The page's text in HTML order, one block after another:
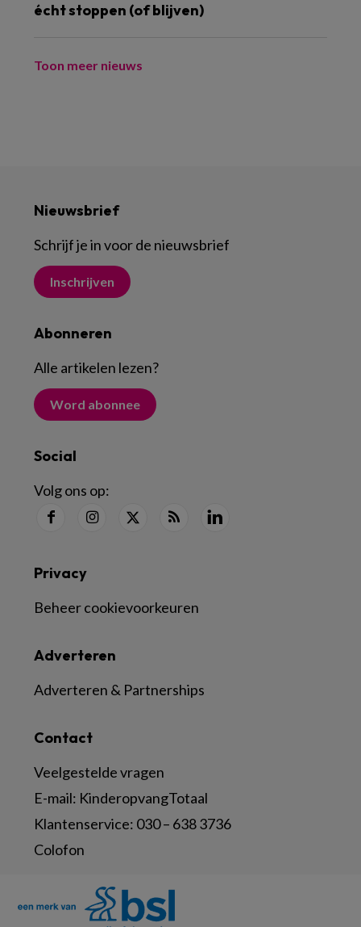
écht stoppen (of blijven)
Toon meer nieuws
Nieuwsbrief
Schrijf je in voor de nieuwsbrief
Inschrijven
Abonneren
Alle artikelen lezen?
Word abonnee
Social
Volg ons op:
Contact
Veelgestelde vragen
E-mail: KinderopvangTotaal
Klantenservice: 030 – 638 3736
Colofon
Adverteren
Adverteren & Partnerships
Privacy
Beheer cookievoorkeuren